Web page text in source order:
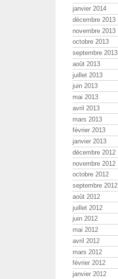
janvier 2014
décembre 2013
novembre 2013
octobre 2013
septembre 2013
août 2013
juillet 2013
juin 2013
mai 2013
avril 2013
mars 2013
février 2013
janvier 2013
décembre 2012
novembre 2012
octobre 2012
septembre 2012
août 2012
juillet 2012
juin 2012
mai 2012
avril 2012
mars 2012
février 2012
janvier 2012